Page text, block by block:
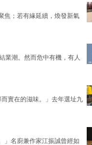
焦；若有緣延續，煥發新氣
業潮。然而危中有機，有人
實在的滋味。」去年選址九
」名廚兼作家江振誠曾經如